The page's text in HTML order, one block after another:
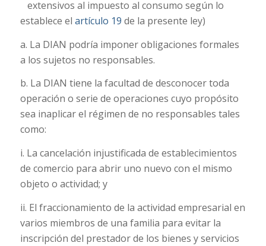
extensivos al impuesto al consumo según lo
establece el artículo 19 de la presente ley)
a. La DIAN podría imponer obligaciones formales
a los sujetos no responsables.
b. La DIAN tiene la facultad de desconocer toda
operación o serie de operaciones cuyo propósito
sea inaplicar el régimen de no responsables tales
como:
i. La cancelación injustificada de establecimientos
de comercio para abrir uno nuevo con el mismo
objeto o actividad; y
ii. El fraccionamiento de la actividad empresarial en
varios miembros de una familia para evitar la
inscripción del prestador de los bienes y servicios